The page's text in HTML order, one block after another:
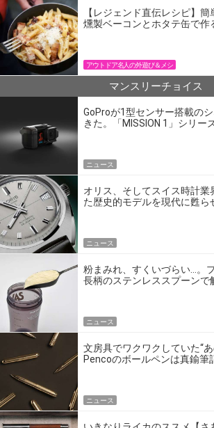
【レジェンド直伝レシピ】
燻製ベーコンとホタテ缶で作
アウトドア名人の外遊び＆メシ
マンスリーチョイス
GoProが1型センサー搭載の
きた。「MISSION 1」シリー
ニュース
オリス、そしてスイス時計業
た歴史的モデルを現代に甦ら
ニュース
粉まみれ、すくいづらい…。
長柄のステンレススプーンで
ニュース
文房具でワクワクしていた“あ
Pencoのボールペンは真鍮筆
ニュース